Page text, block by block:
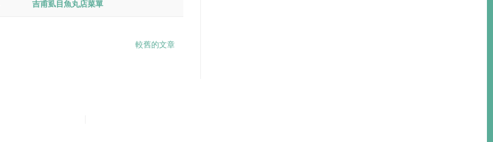
吉甫虱目魚丸店菜單
較舊的文章